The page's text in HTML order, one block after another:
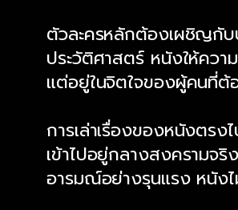
ตัวละครหลักต้องเผชิญกับ
ประวัติศาสตร์ หนังให้คว
แต่อยู่ในจิตใจของผู้คนที่ต้
การเล่าเรื่องของหนังตร
เข้าไปอยู่กลางสงครามจ
อารมณ์อย่างรุนแรง หนัง